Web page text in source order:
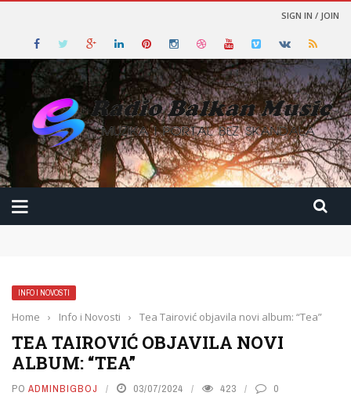
SIGN IN / JOIN
INFO I NOVOSTI
Home › Info i Novosti › Tea Tairović objavila novi album: “Tea”
TEA TAIROVIĆ OBJAVILA NOVI
ALBUM: “TEA”
PO ADMINBIGBOJ 03/07/2024 423 0